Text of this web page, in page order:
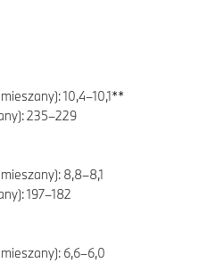
10,4–10,1**
235–229
8,8–8,1
197–182
6,6–6,0